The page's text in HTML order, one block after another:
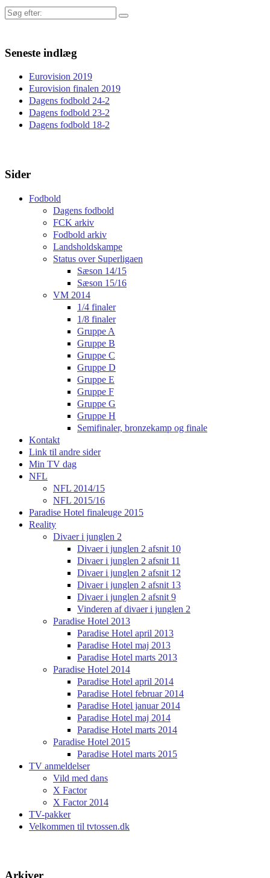
Søg
Seneste indlæg
Eurovision 2019
Eurovision finalen 2019
Dagens fodbold 24-2
Dagens fodbold 23-2
Dagens fodbold 18-2
Sider
Fodbold
Dagens fodbold
FCK arkiv
Fodbold arkiv
Landsholdskampe
Status over Superligaen
Sæson 14/15
Sæson 15/16
VM 2014
1/4 finaler
1/8 finaler
Gruppe A
Gruppe B
Gruppe C
Gruppe D
Gruppe E
Gruppe F
Gruppe G
Gruppe H
Semifinaler, bronzekamp og finale
Kontakt
Link til andre sider
Min TV dag
NFL
NFL 2014/15
NFL 2015/16
Paradise Hotel finaleuge 2015
Reality
Divaer i junglen 2
Divaer i junglen 2 afsnit 10
Divaer i junglen 2 afsnit 11
Divaer i junglen 2 afsnit 12
Divaer i junglen 2 afsnit 13
Divaer i junglen 2 afsnit 9
Vinderen af divaer i junglen 2
Paradise Hotel 2013
Paradise Hotel april 2013
Paradise Hotel maj 2013
Paradise Hotel marts 2013
Paradise Hotel 2014
Paradise Hotel april 2014
Paradise Hotel februar 2014
Paradise Hotel januar 2014
Paradise Hotel maj 2014
Paradise Hotel marts 2014
Paradise Hotel 2015
Paradise Hotel marts 2015
TV anmeldelser
Vild med dans
X Factor
X Factor 2014
TV-pakker
Velkommen til tvtossen.dk